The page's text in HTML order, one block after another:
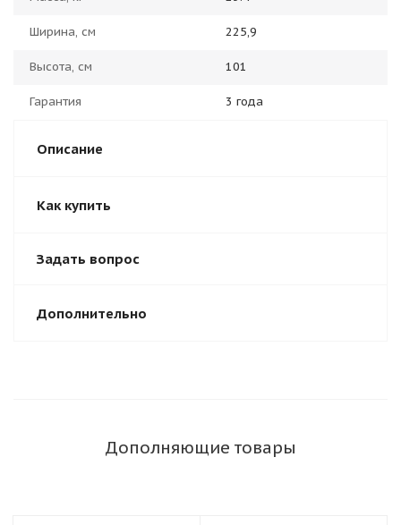
Ширина, см 225,9
Высота, см 101
Гарантия 3 года
Описание
Как купить
Задать вопрос
Дополнительно
Дополняющие товары